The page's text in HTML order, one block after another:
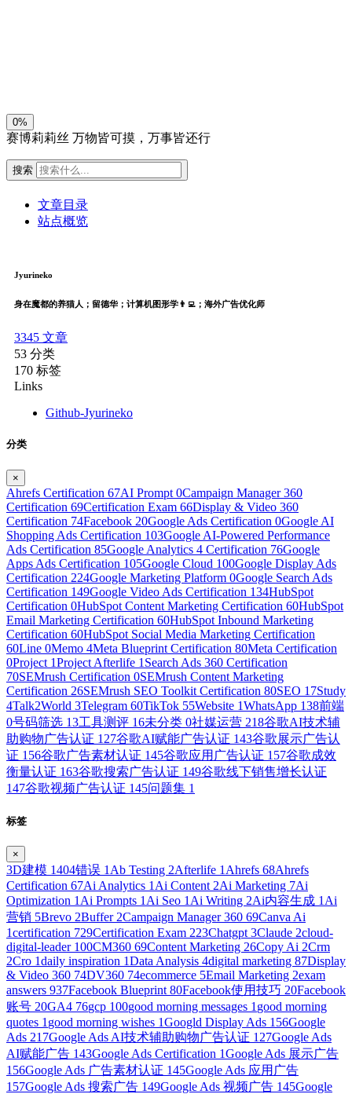
0%
赛博莉莉丝 万物皆可摸，万事皆还行
搜索
文章目录
站点概览
Jyurineko
身在魔都的养猫人；留德华；计算机图形学👨‍💻；海外广告优化师
3345 文章
53 分类
170 标签
Links
Github-Jyurineko
分类
×
Ahrefs Certification 67AI Prompt 0Campaign Manager 360
Certification 69Certification Exam 66Display & Video 360
Certification 74Facebook 20Google Ads Certification 0Google AI
Shopping Ads Certification 103Google AI-Powered Performance
Ads Certification 85Google Analytics 4 Certification 76Google
Apps Ads Certification 105Google Cloud 100Google Display Ads
Certification 224Google Marketing Platform 0Google Search Ads
Certification 149Google Video Ads Certification 134HubSpot
Certification 0HubSpot Content Marketing Certification 60HubSpot
Email Marketing Certification 60HubSpot Inbound Marketing
Certification 60HubSpot Social Media Marketing Certification
60Line 0Memo 4Meta Blueprint Certification 80Meta Certification
0Project 1Project Afterlife 1 Search Ads 360 Certification
70SEMrush Certification 0SEMrush Content Marketing
Certification 26SEMrush SEO Toolkit Certification 80SEO 17Study
4Talk2World 3Telegram 60TikTok 55Website 1WhatsApp 138前端
0号码筛选 13工具测评 16未分类 0社媒运营 218谷歌AI技术辅
助购物广告认证 127谷歌AI赋能广告认证 143谷歌展示广告认
证 156谷歌广告素材认证 145谷歌应用广告认证 157谷歌成效
衡量认证 163谷歌搜索广告认证 149谷歌线下销售增长认证
147谷歌视频广告认证 145问题集 1
标签
×
3D建模 1404错误 1 Ab Testing 2Afterlife 1 Ahrefs 68Ahrefs
Certification 67Ai Analytics 1 Ai Content 2Ai Marketing 7Ai
Optimization 1 Ai Prompts 1 Ai Seo 1 Ai Writing 2Ai内容生成 1 Ai
营销 5Brevo 2Buffer 2Campaign Manager 360 69Canva Ai
1certification 729Certification Exam 223Chatgpt 3Claude 2cloud-
digital-leader 100CM360 69Content Marketing 26Copy Ai 2Crm
2Cro 1daily inspiration 1Data Analysis 4digital marketing 87Display
& Video 360 74DV360 74ecommerce 5Email Marketing 2exam
answers 937Facebook Blueprint 80Facebook使用技巧 20Facebook
账号 20GA4 76gcp 100good morning messages 1 good morning
quotes 1 good morning wishes 1Googld Display Ads 156Google
Ads 217Google Ads AI技术辅助购物广告认证 127Google Ads
AI赋能广告 143Google Ads Certification 1Google Ads 展示广告
156Google Ads 广告素材认证 145Google Ads 应用广告
157Google Ads 搜索广告 149Google Ads 视频广告 145Google